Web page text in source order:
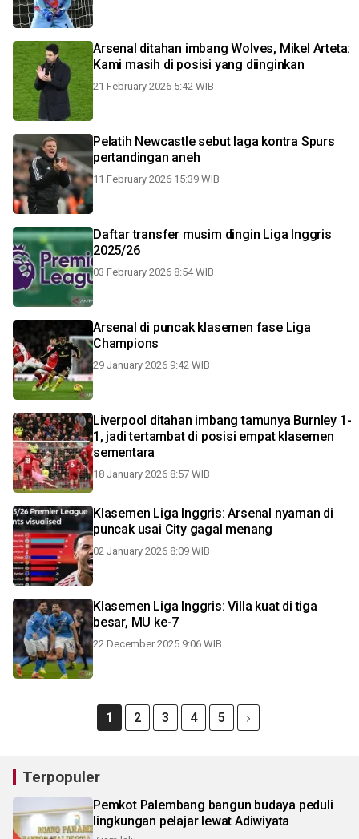
Arsenal ditahan imbang Wolves, Mikel Arteta:
Kami masih di posisi yang diinginkan
21 February 2026 5:42 WIB
Pelatih Newcastle sebut laga kontra Spurs
pertandingan aneh
11 February 2026 15:39 WIB
Daftar transfer musim dingin Liga Inggris
2025/26
03 February 2026 8:54 WIB
Arsenal di puncak klasemen fase Liga
Champions
29 January 2026 9:42 WIB
Liverpool ditahan imbang tamunya Burnley 1-
1, jadi tertambat di posisi empat klasemen
sementara
18 January 2026 8:57 WIB
Klasemen Liga Inggris: Arsenal nyaman di
puncak usai City gagal menang
02 January 2026 8:09 WIB
Klasemen Liga Inggris: Villa kuat di tiga
besar, MU ke-7
22 December 2025 9:06 WIB
1 2 3 4 5
Terpopuler
Pemkot Palembang bangun budaya peduli
lingkungan pelajar lewat Adiwiyata